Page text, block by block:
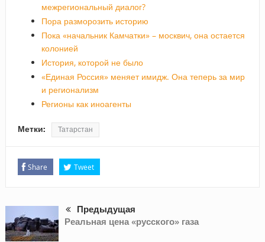
межрегиональный диалог?
Пора разморозить историю
Пока «начальник Камчатки» – москвич, она остается
колонией
История, которой не было
«Единая Россия» меняет имидж. Она теперь за мир
и регионализм
Регионы как иноагенты
Метки: Татарстан
Share Tweet
Предыдущая
Реальная цена «русского» газа